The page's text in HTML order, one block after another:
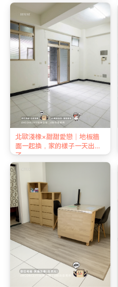
北歐淺橡×甜甜愛戀｜地板牆
面一起換，家的樣子一天出來
了